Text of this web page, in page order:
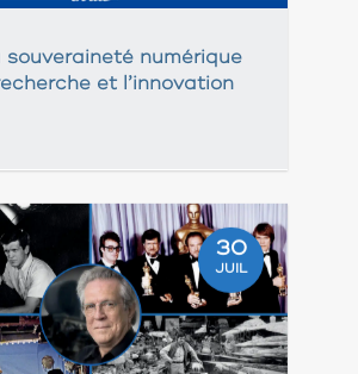
souveraineté numérique
et l’innovation
30
JUIL